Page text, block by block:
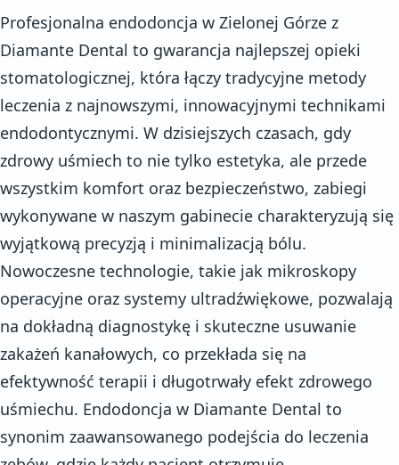
Profesjonalna endodoncja w Zielonej Górze z
Diamante Dental to gwarancja najlepszej opieki
stomatologicznej, która łączy tradycyjne metody
leczenia z najnowszymi, innowacyjnymi technikami
endodontycznymi. W dzisiejszych czasach, gdy
zdrowy uśmiech to nie tylko estetyka, ale przede
wszystkim komfort oraz bezpieczeństwo, zabiegi
wykonywane w naszym gabinecie charakteryzują się
wyjątkową precyzją i minimalizacją bólu.
Nowoczesne technologie, takie jak mikroskopy
operacyjne oraz systemy ultradźwiękowe, pozwalają
na dokładną diagnostykę i skuteczne usuwanie
zakażeń kanałowych, co przekłada się na
efektywność terapii i długotrwały efekt zdrowego
uśmiechu. Endodoncja w Diamante Dental to
synonim zaawansowanego podejścia do leczenia